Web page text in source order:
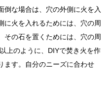
倒な場合は、穴の外側に火を入
に火を入れるためには、穴の周
その石を置くためには、穴の周
上のように、DIYで焚き火を作
ます。自分のニーズに合わせ